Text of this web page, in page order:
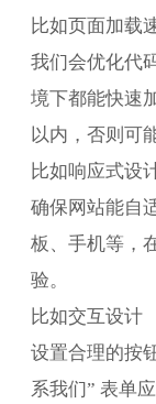
比如页面加载
我们会优化代
境下都能快速
以内，否则可
比如响应式设
确保网站能自
板、手机等，
验。
比如交互设计
设置合理的按
系我们” 表单